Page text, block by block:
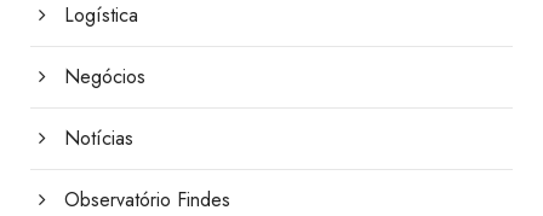
Logística
Negócios
Notícias
Observatório Findes